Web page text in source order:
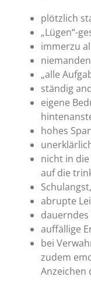
plötzlich
„Lügen“-
immerzu
„alle
ständig
eigene
hohes
nicht in
auf die
Schulangst,
abrupte
auffällige
bei
zudem
Anzeichen